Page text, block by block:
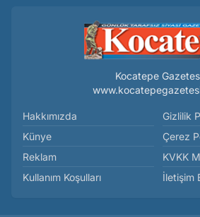
Kocatepe
Hakkımızda
Künye
Reklam
Kullanım Koşulları
Gizlilik
Çerez
KVKK
İletişim